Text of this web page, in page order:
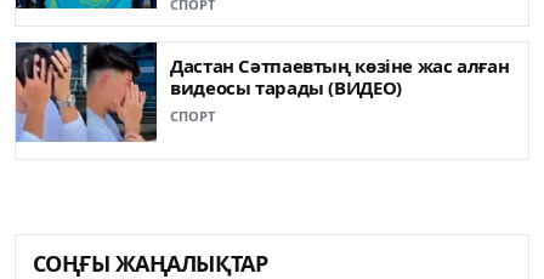
СПОРТ
Дастан Сәтпаевтың көзіне жас алған
видеосы тарады (ВИДЕО)
СПОРТ
СОҢҒЫ ЖАҢАЛЫҚТАР